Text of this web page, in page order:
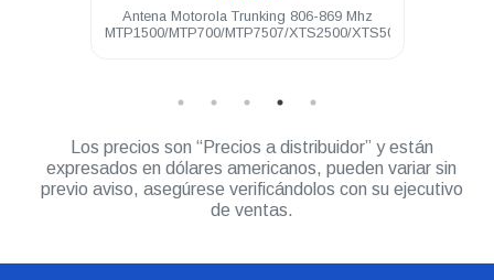
Antena Motorola Trunking 806-869 Mhz
MTP1500/MTP700/MTP7507/XTS2500/XTS5000
Los precios son “Precios a distribuidor” y están
expresados en dólares americanos, pueden variar sin
previo aviso, asegúrese verificándolos con su ejecutivo
de ventas.